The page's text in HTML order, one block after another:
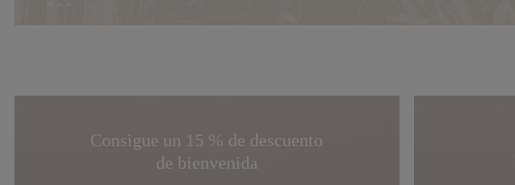
Consigue un 15 % de descuento
de bienvenida